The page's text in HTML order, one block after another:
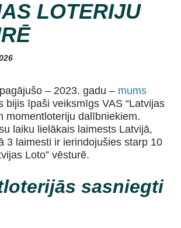
LOTERIJU
– 2023. gadu – mums
bijis īpaši veiksmīgs VAS “Latvijas
momentloteriju dalībniekiem.
laiku lielākais laimests Latvijā,
3 laimesti ir ierindojušies starp 10
Loto” vēsturē.
sasniegti